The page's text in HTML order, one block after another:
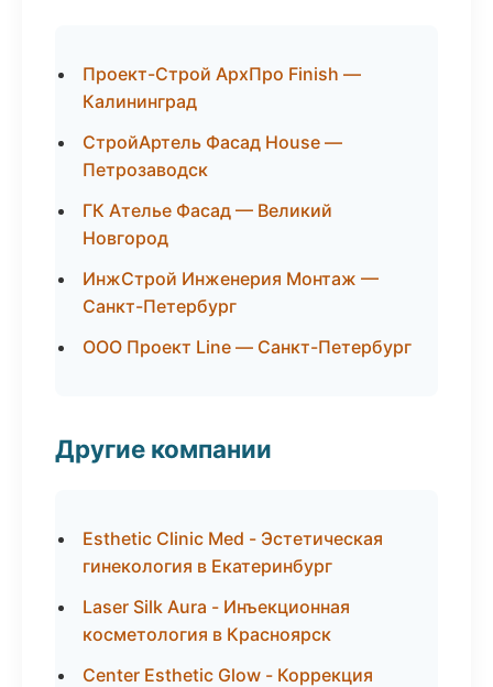
Проект-Строй АрхПро Finish —
Калининград
СтройАртель Фасад House —
Петрозаводск
ГК Ателье Фасад — Великий
Новгород
ИнжСтрой Инженерия Монтаж —
Санкт-Петербург
ООО Проект Line — Санкт-Петербург
Другие компании
Esthetic Clinic Med - Эстетическая
гинекология в Екатеринбург
Laser Silk Aura - Инъекционная
косметология в Красноярск
Center Esthetic Glow - Коррекция